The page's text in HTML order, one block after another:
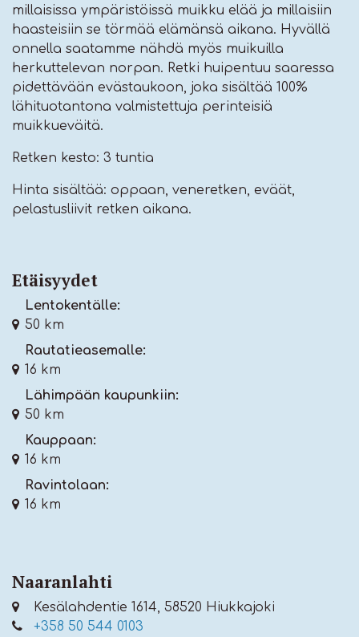
millaisissa ympäristöissä muikku elää ja millaisiin
haasteisiin se törmää elämänsä aikana. Hyvällä
onnella saatamme nähdä myös muikuilla
herkuttelevan norpan. Retki huipentuu saaressa
pidettävään evästaukoon, joka sisältää 100%
lähituotantona valmistettuja perinteisiä
muikkueväitä.
Retken kesto: 3 tuntia
Hinta sisältää: oppaan, veneretken, eväät,
pelastusliivit retken aikana.
Etäisyydet
Lentokentälle:
50 km
Rautatieasemalle:
16 km
Lähimpään kaupunkiin:
50 km
Kauppaan:
16 km
Ravintolaan:
16 km
Naaranlahti
Kesälahdentie 1614, 58520 Hiukkajoki
+358 50 544 0103